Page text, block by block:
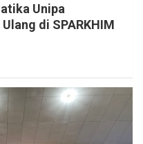
Unipa
di SPARKHIM